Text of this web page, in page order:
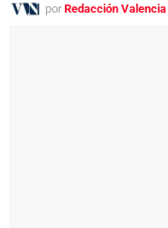
por Redacción Valencia